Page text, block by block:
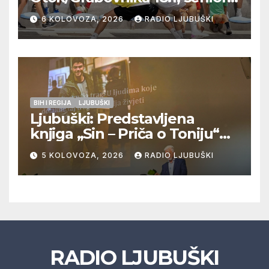
Pregrađa u četvrtfinalu,
Veljaci i Cerno/Crnopod u
doigravanju, Grljevići završili
natjecanje
6 KOLOVOZA, 2026 RADIO LJUBUŠKI
BIH I REGIJA LJUBUŠKI
Ljubuški: Predstavljena
knjiga „Sin – Priča o Toniju“
dr. sc. Zdenka Hercega
5 KOLOVOZA, 2026 RADIO LJUBUŠKI
RADIO LJUBUŠKI